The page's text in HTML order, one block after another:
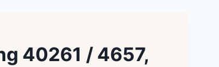
40261 / 4657,